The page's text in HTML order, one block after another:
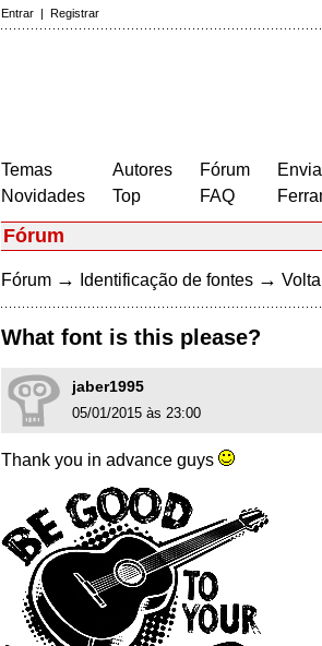
Entrar | Registrar
Temas
Novidades
Autores
Top
Fórum
FAQ
Fórum
Fórum → Identificação de fontes →
What font is this please?
jaber1995
05/01/2015 às 23:00
Thank you in advance guys